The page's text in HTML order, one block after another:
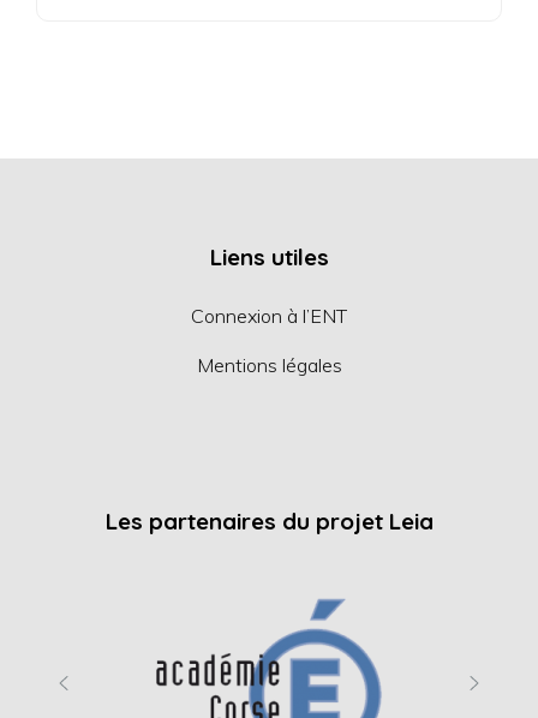
Liens utiles
Connexion à l’ENT
Mentions légales
Les partenaires du projet Leia